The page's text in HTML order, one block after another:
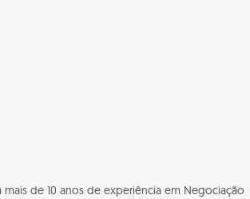
mais de 10 anos de experiência em Negociação